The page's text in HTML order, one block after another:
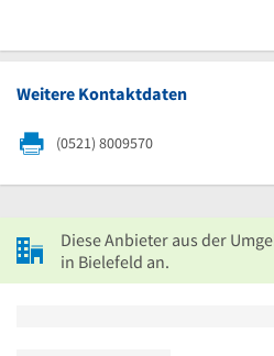
Weitere Kontaktdaten
(0521) 8009570
Diese Anbieter aus der
in Bielefeld an.